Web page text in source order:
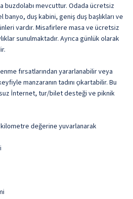
buzdolabı mevcuttur. Odada ücretsiz
duş kabini, geniş duş başlıkları ve
vardır. Misafirlere masa ve ücretsiz
sunulmaktadır. Ayrıca günlük olarak
fırsatlarından yararlanabilir veya
manzaranın tadını çıkartabilir. Bu
İnternet, tur/bilet desteği ve piknik
kilometre değerine yuvarlanarak